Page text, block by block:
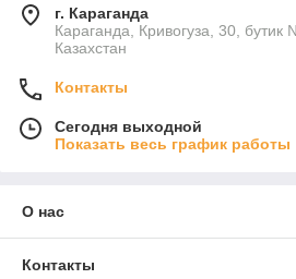
г. Караганда
Караганда, Кривогуза, 30, бутик
Казахстан
Контакты
Сегодня выходной
Показать весь график работы
О нас
Контакты